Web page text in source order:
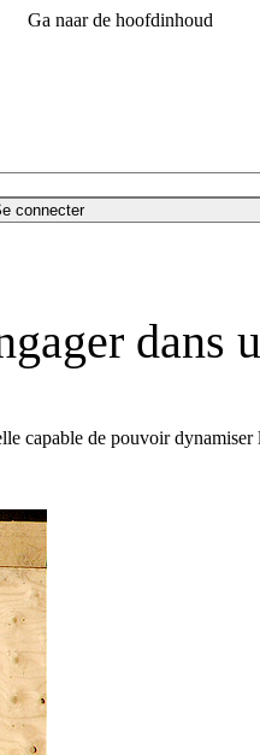
Ga naar de hoofdinhoud
connecter
dans
capable de pouvoir